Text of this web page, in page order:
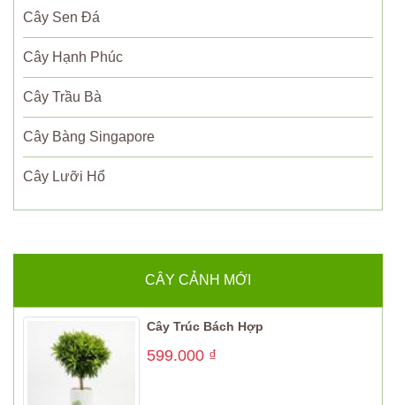
Cây Sen Đá
Cây Hạnh Phúc
Cây Trầu Bà
Cây Bàng Singapore
Cây Lưỡi Hổ
CÂY CẢNH MỚI
Cây Trúc Bách Hợp
599.000 ₫